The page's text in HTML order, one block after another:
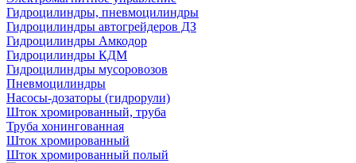
Гидроцилиндры, пневмоцилиндры
Гидроцилиндры автогрейдеров ДЗ
Гидроцилиндры Амкодор
Гидроцилиндры КДМ
Гидроцилиндры мусоровозов
Пневмоцилиндры
Насосы-дозаторы (гидрорули)
Шток хромированный, труба
Труба хонингованная
Шток хромированный
Шток хромированный полый